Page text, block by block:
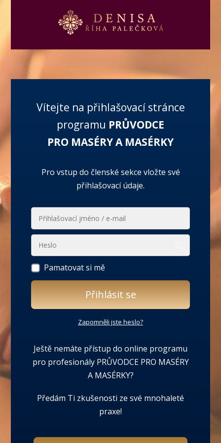
Vítejte na přihlašovací stránce
programu PRŮVODCE
PRO MASÉRY A MASÉRKY
Pro vstup do členské sekce vložte své
přihlašovací údaje.
Pamatovat si mě
Přihlásit se
Zapomněli jste heslo?
Ještě nemáte přístup do online programu
pro profesionály PRŮVODCE PRO MASÉRY
A MASÉRKY?
Předám Ti zkušenosti ze své mnohaleté
praxe!